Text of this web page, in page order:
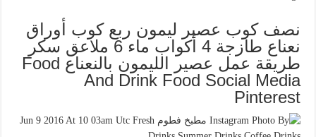
نصف كوب عصير ليمون ربع كوب أوراق
نعناع طازجة 4 أكواب ماء 6 ملاعق سكر
طريقة عمل عصير الليمون بالنعناع Food
And Drink Food Social Media
Pinterest